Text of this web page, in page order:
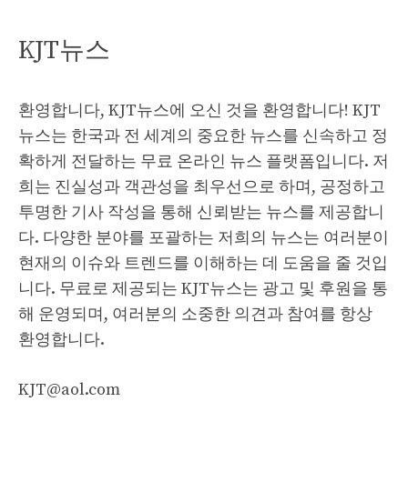
KJT뉴스
환영합니다, KJT뉴스에 오신 것을 환영합니다! KJT
뉴스는 한국과 전 세계의 중요한 뉴스를 신속하고 정
확하게 전달하는 무료 온라인 뉴스 플랫폼입니다. 저
희는 진실성과 객관성을 최우선으로 하며, 공정하고
투명한 기사 작성을 통해 신뢰받는 뉴스를 제공합니
다. 다양한 분야를 포괄하는 저희의 뉴스는 여러분이
현재의 이슈와 트렌드를 이해하는 데 도움을 줄 것입
니다. 무료로 제공되는 KJT뉴스는 광고 및 후원을 통
해 운영되며, 여러분의 소중한 의견과 참여를 항상
환영합니다.
KJT@aol.com